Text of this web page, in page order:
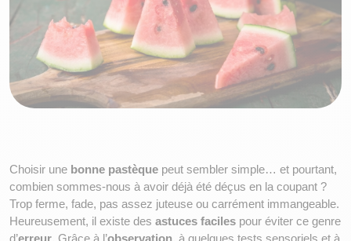
Choisir une bonne pastèque peut sembler simple… et pourtant,
combien sommes-nous à avoir déjà été déçus en la coupant ?
Trop ferme, fade, pas assez juteuse ou carrément immangeable.
Heureusement, il existe des astuces faciles pour éviter ce genre
d’erreur. Grâce à l’observation, à quelques tests sensoriels et à